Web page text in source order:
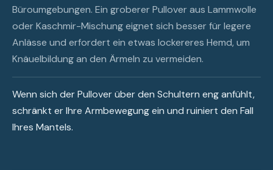
Büroumgebungen. Ein groberer Pullover aus Lammwolle
oder Kaschmir-Mischung eignet sich besser für legere
Anlässe und erfordert ein etwas lockereres Hemd, um
Knäuelbildung an den Ärmeln zu vermeiden.
Wenn sich der Pullover über den Schultern eng anfühlt,
schränkt er Ihre Armbewegung ein und ruiniert den Fall
Ihres Mantels.